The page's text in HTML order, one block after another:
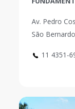
Av. Pedro
São
11 4351-